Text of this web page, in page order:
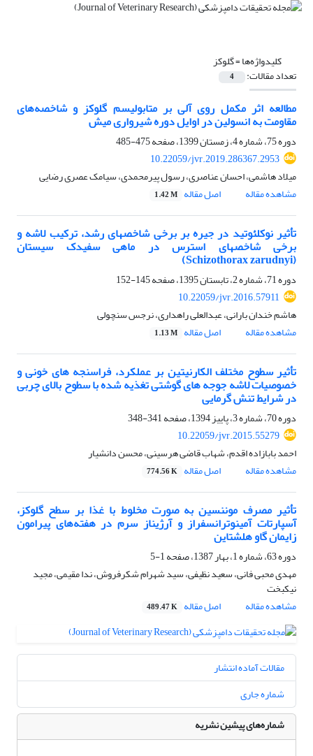
کلیدواژه‌ها =گلوکز
تعداد مقالات: 4
مطالعه اثر مکمل روی آلی بر متابولیسم گلوکز و شاخصه‌های
مقاومت به انسولین در اوایل دوره شیرواری میش
دوره 75، شماره 4، زمستان 1399، صفحه
475-485
10.22059/jvr.2019.286367.2953
میلاد هاشمی، احسان عناصری، رسول پیرمحمدی، سیامک عصری رضایی
مشاهده مقاله
اصل مقاله 1.42 M
تأثیر نوکلئوتید در جیره بر برخی شاخصهای رشد، ترکیب لاشه و
برخی شاخصهای استرس در ماهی سفیدک سیستان
(Schizothorax zarudnyi)
دوره 71، شماره 2، تابستان 1395، صفحه
145-152
10.22059/jvr.2016.57911
هاشم خندان بارانی، عبدالعلی راهداری، نرجس سنچولی
مشاهده مقاله
اصل مقاله 1.13 M
تأثیر سطوح مختلف الکارنیتین بر عملکرد، فراسنجه های خونی و
خصوصیات لاشه جوجه های گوشتی تغذیه شده با سطوح بالای چربی
در شرایط تنش گرمایی
دوره 70، شماره 3، پاییز 1394، صفحه
341-348
10.22059/jvr.2015.55279
احمد بابازاده اقدم، شهاب قاضی هرسینی، محسن دانشیار
مشاهده مقاله
اصل مقاله 774.56 K
تأثیر مصرف موننسین به صورت مخلوط با غذا بر سطح گلوکز،
‌آسپارتات آمینوترانسفراز و آرژیناز سرم در هفته‌های پیرامون
زایمان گاو هلشتاین
دوره 63، شماره 1، بهار 1387، صفحه
1-5
مهدی محبی فانی، سعید نظیفی، سید شهرام شکرفروش، ندا مقیمی، مجید
نیکبخت
مشاهده مقاله
اصل مقاله 489.47 K
مقالات آماده انتشار
شماره جاری
شماره‌های پیشین نشریه